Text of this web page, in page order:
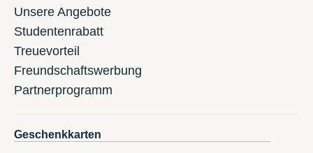
Unsere Angebote
Studentenrabatt
Treuevorteil
Freundschaftswerbung
Partnerprogramm
Geschenkkarten